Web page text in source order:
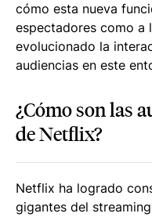
cómo esta nueva
espectadores como a
evolucionado la
audiencias en este
¿Cómo son las
de Netflix?
Netflix ha logrado
gigantes del